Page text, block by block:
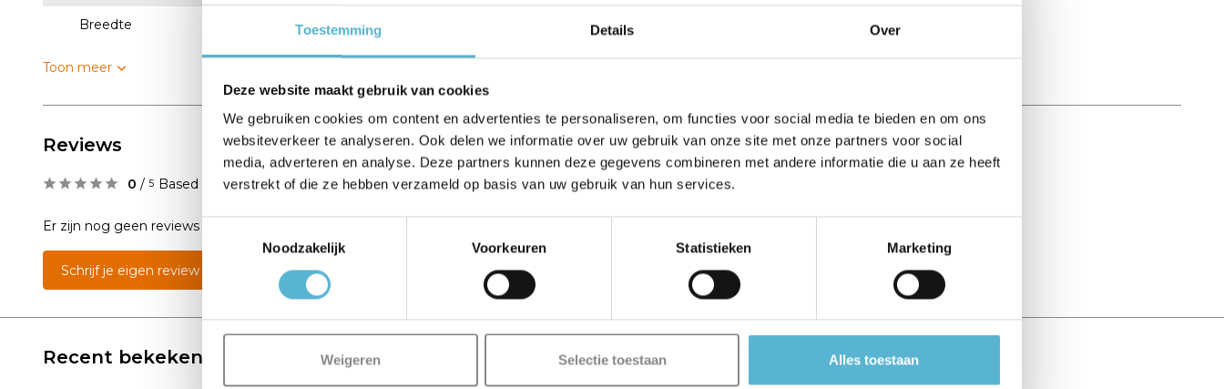
Toestemming Details Over
Deze website maakt gebruik van cookies
We gebruiken cookies om content en advertenties te personaliseren, om functies voor social media te bieden en om ons
websiteverkeer te analyseren. Ook delen we informatie over uw gebruik van onze site met onze partners voor social
media, adverteren en analyse. Deze partners kunnen deze gegevens combineren met andere informatie die u aan ze heeft
verstrekt of die ze hebben verzameld op basis van uw gebruik van hun services.
Noodzakelijk
Voorkeuren Statistieken Marketing
Weigeren Selectie toestaan Alles toestaan
Breedte 60
Toon meer
Reviews
0 / 5 Based on 0 reviews
Er zijn nog geen reviews geschreven over dit product..
Schrijf je eigen review
Recent bekeken